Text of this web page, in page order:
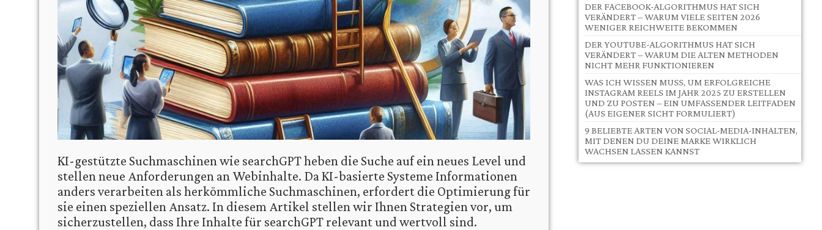
KI-gestützte Suchmaschinen wie searchGPT heben die Suche auf ein neues Level und
stellen neue Anforderungen an Webinhalte. Da KI-basierte Systeme Informationen
anders verarbeiten als herkömmliche Suchmaschinen, erfordert die Optimierung für
sie einen speziellen Ansatz. In diesem Artikel stellen wir Ihnen Strategien vor, um
sicherzustellen, dass Ihre Inhalte für searchGPT relevant und wertvoll sind.
DER FACEBOOK-ALGORITHMUS HAT SICH
VERÄNDERT – WARUM VIELE SEITEN 2026
WENIGER REICHWEITE BEKOMMEN
DER YOUTUBE-ALGORITHMUS HAT SICH
VERÄNDERT – WARUM DIE ALTEN METHODEN
NICHT MEHR FUNKTIONIEREN
WAS ICH WISSEN MUSS, UM ERFOLGREICHE
INSTAGRAM REELS IM JAHR 2025 ZU ERSTELLEN
UND ZU POSTEN – EIN UMFASSENDER LEITFADEN
(AUS EIGENER SICHT FORMULIERT)
9 BELIEBTE ARTEN VON SOCIAL-MEDIA-INHALTEN,
MIT DENEN DU DEINE MARKE WIRKLICH
WACHSEN LASSEN KANNST